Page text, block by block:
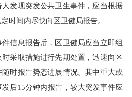
发现突发公共卫生事件，应当根据
时间内尽快向区卫健局报告。
息报告后，区卫健局应当立即组
采取措施进行先期处置，迅速向区
时报告势态进展情况。其中重大或
后15分钟内报告，较大突发事件应